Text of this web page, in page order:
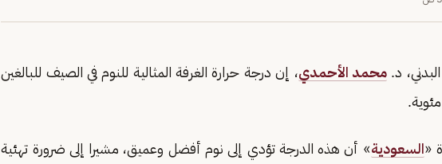
د.محمد الأحمدي، إن درجة حرارة الغرفة المثالية للنوم في الصيف للبالغين
«السعودية» أن هذه الدرجة تؤدي إلى نوم أفضل وعميق، مشيرا إلى ضرورة تهئية